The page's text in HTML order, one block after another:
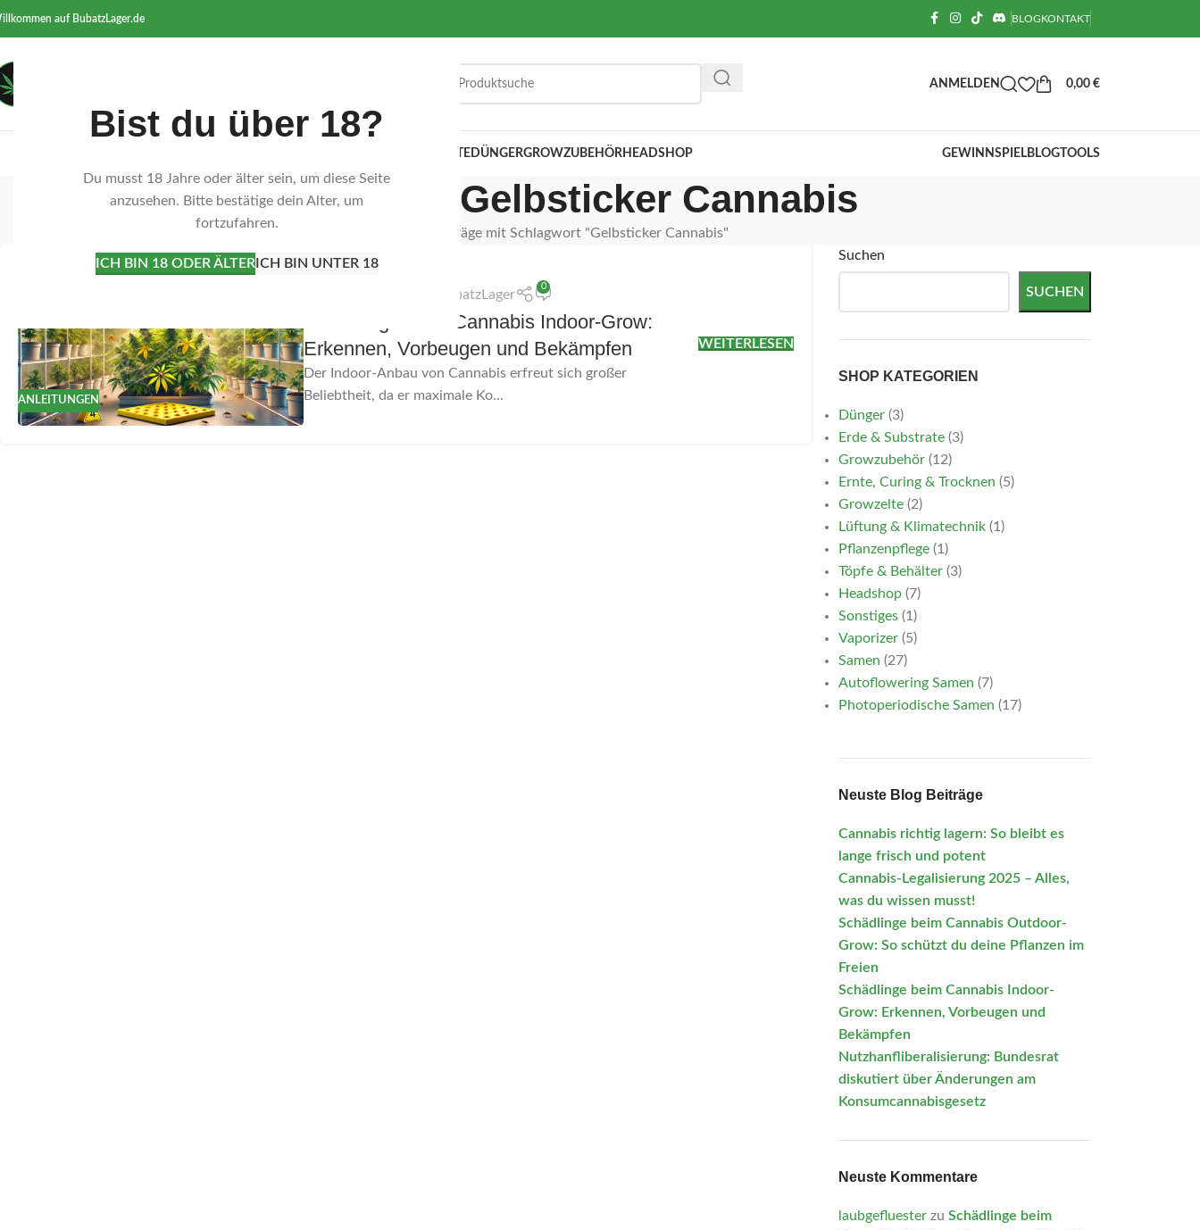
Bist du über 18?
Du musst 18 Jahre oder älter sein, um diese Seite
anzusehen. Bitte bestätige dein Alter, um
fortzufahren.
ICH BIN 18 ODER ÄLTERICH BIN UNTER 18
auf BubatzLager.de BLOGKONTAKT
ANMELDEN 0,00 €
ERDE & SUBSTRATEDÜNGERGROWZUBEHÖRHEADSHOP GEWINNSPIEL BLOGTOOLS
Tag-Archiv: Gelbsticker Cannabis
Beiträge mit Schlagwort "Gelbsticker Cannabis"
ANLEITUNGEN
BubatzLager
0
Schädlinge beim Cannabis Indoor-Grow:
Erkennen, Vorbeugen und Bekämpfen
Der Indoor-Anbau von Cannabis erfreut sich großer
Beliebtheit, da er maximale Ko...
WEITERLESEN
Suchen
SUCHEN
SHOP KATEGORIEN
Dünger 3
Erde & Substrate 3
Growzubehör 12
Ernte, Curing & Trocknen 5
Growzelte 2
Lüftung & Klimatechnik 1
Pflanzenpflege 1
Töpfe & Behälter 3
Headshop 7
Sonstiges 1
Vaporizer 5
Samen 27
Autoflowering Samen 7
Photoperiodische Samen 17
Neuste Blog Beiträge
Cannabis richtig lagern: So bleibt es
lange frisch und potent
Cannabis-Legalisierung 2025 – Alles,
was du wissen musst!
Schädlinge beim Cannabis Outdoor-
Grow: So schützt du deine Pflanzen im
Freien
Schädlinge beim Cannabis Indoor-
Grow: Erkennen, Vorbeugen und
Bekämpfen
Nutzhanfliberalisierung: Bundesrat
diskutiert über Änderungen am
Konsumcannabisgesetz
Neuste Kommentare
laubgefluesterzu Schädlinge beim